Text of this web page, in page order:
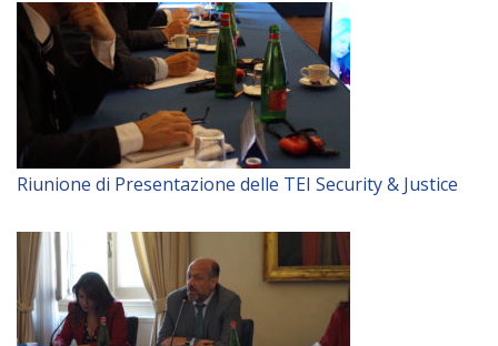
Riunione di Presentazione delle TEI Security & Justice